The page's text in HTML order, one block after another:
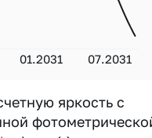
01.2031 07.2031
яркость с